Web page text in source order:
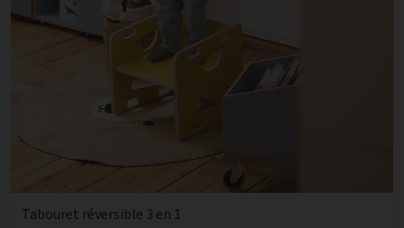
Tabouret réversible 3 en 1